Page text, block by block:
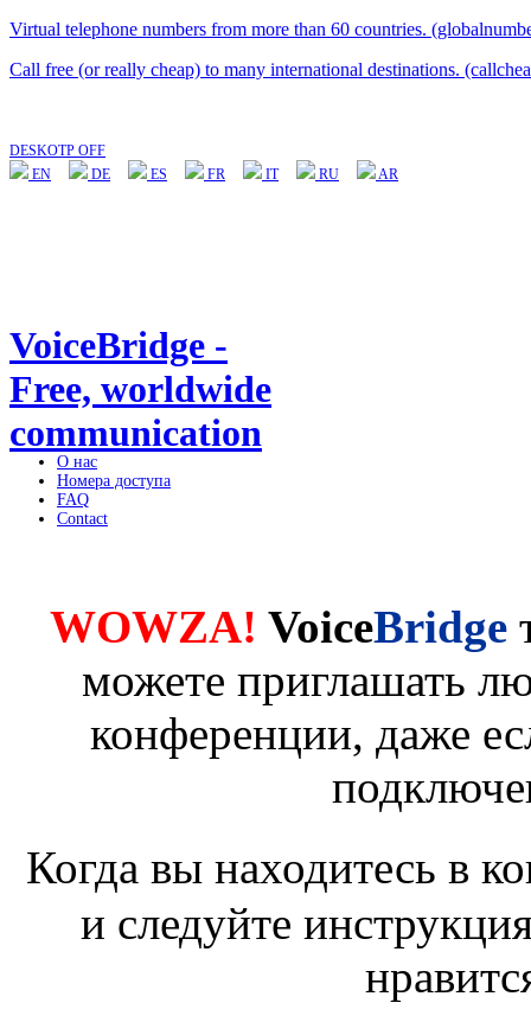
Virtual telephone numbers from more than 60 countries.
Call free (or really cheap) to many international destinations.
DESKOTP OFF
EN
DE ES FR IT RU AR
VoiceBridge -
Free, worldwide
communication
О нас
Номера доступа
FAQ
Contact
WOWZA! VoiceBridge
можете приглашать
конференции, даже
Когда вы находитесь в
и следуйте